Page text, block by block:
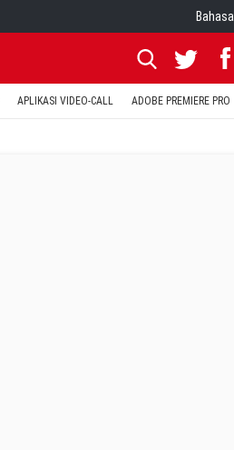
Bahasa
APLIKASI VIDEO-CALL ADOBE PREMIERE PRO